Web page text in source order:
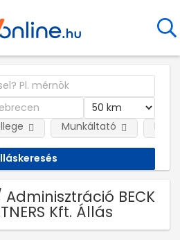
Munkáltató
BECK
Kft. Állás